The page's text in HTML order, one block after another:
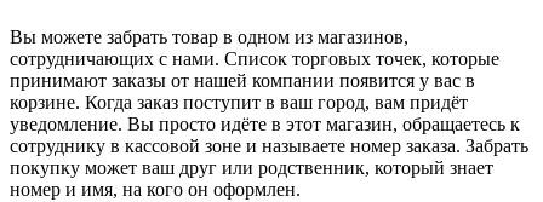
Вы можете забрать товар в одном из магазинов,
сотрудничающих с нами. Список торговых точек, которые
принимают заказы от нашей компании появится у вас в
корзине. Когда заказ поступит в ваш город, вам придёт
уведомление. Вы просто идёте в этот магазин, обращаетесь к
сотруднику в кассовой зоне и называете номер заказа. Забрать
покупку может ваш друг или родственник, который знает
номер и имя, на кого он оформлен.